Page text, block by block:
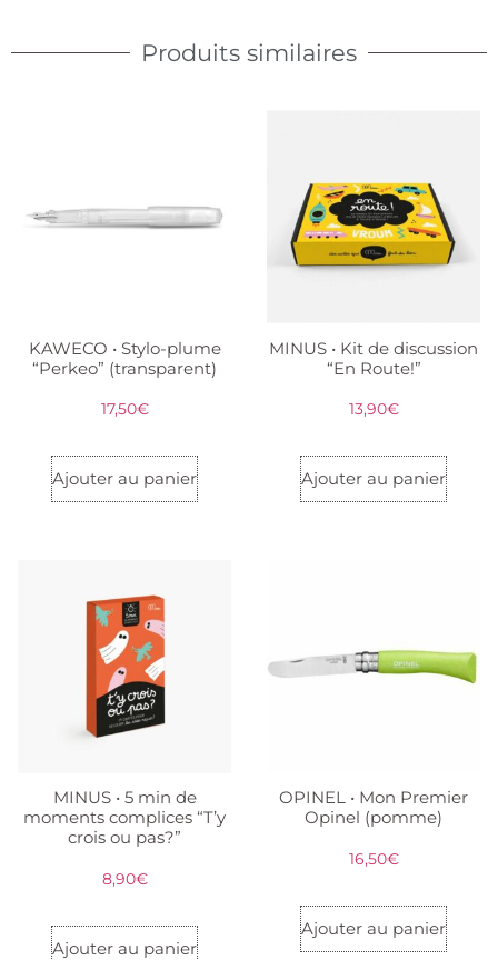
Produits similaires
KAWECO • Stylo-plume
“Perkeo” (transparent)
17,50€
Ajouter au panier
MINUS • Kit de discussion
“En Route!”
13,90€
Ajouter au panier
MINUS • 5 min de
moments complices “T’y
crois ou pas?”
8,90€
Ajouter au panier
OPINEL • Mon Premier
Opinel (pomme)
16,50€
Ajouter au panier